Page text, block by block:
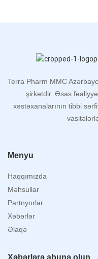
Terra Pharm MMC
şirkətdir. Əsas
xəstəxanalarının tibbi
Menyu
Haqqımızda
Məhsullar
Partnyorlar
Xəbərlər
Əlaqə